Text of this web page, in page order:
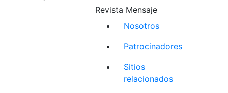
Revista Mensaje
Nosotros
Patrocinadores
Sitios
relacionados